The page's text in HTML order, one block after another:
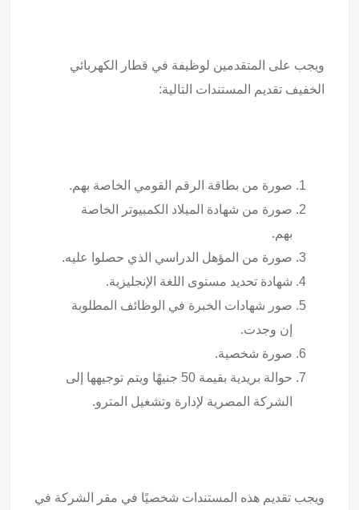
ويجب على المتقدمين لوظيفة في قطار الكهربائي
الخفيف تقديم المستندات التالية:
صورة من بطاقة الرقم القومي الخاصة بهم.
صورة من شهادة الميلاد الكمبيوتر الخاصة
بهم.
صورة من المؤهل الدراسي الذي حصلوا عليه.
شهادة تحديد مستوى اللغة الإنجليزية.
صور شهادات الخبرة في الوظائف المطلوبة
إن وجدت.
صورة شخصية.
حوالة بريدية بقيمة 50 جنيهًا ويتم توجيهها إلى
الشركة المصرية لإدارة وتشغيل المترو.
ويجب تقديم هذه المستندات شخصيًا في مقر الشركة في